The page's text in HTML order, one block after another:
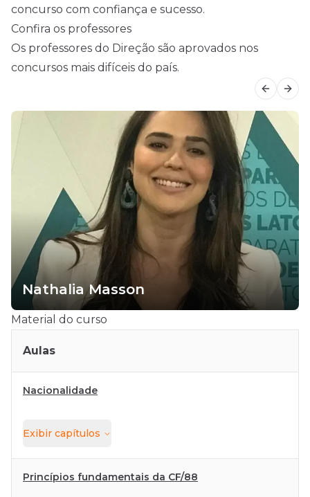
concurso com confiança e sucesso.
Confira os professores
Os professores do Direção são aprovados nos
concursos mais difíceis do país.
Nathalia Masson
Material do curso
Aulas
Nacionalidade
Exibir capítulos
Princípios fundamentais da CF/88